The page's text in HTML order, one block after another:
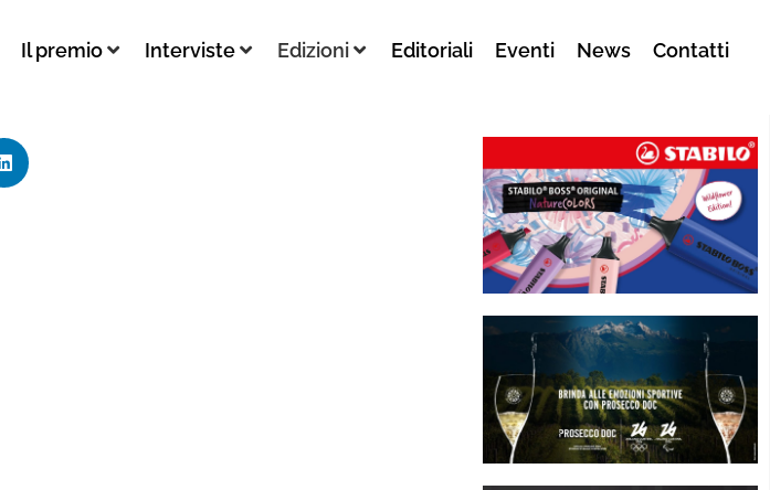
Il premio Interviste Edizioni Editoriali Eventi News Contatti